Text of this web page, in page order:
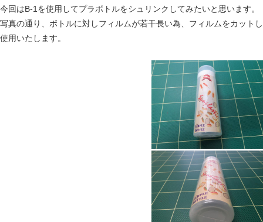
今回はB-1を使用してプラボトルをシュリンクしてみたいと思います。
写真の通り、ボトルに対しフィルムが若干長い為、フィルムをカット
使用いたします。